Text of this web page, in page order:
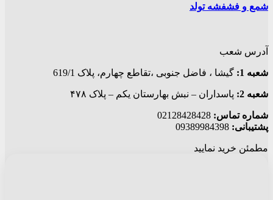
شمع و فشفشه تولد
آدرس شعب
شعبه 1: گيشا ، فاضل جنوبی ،تقاطع چهارم، پلاک 619/1
شعبه 2: پاسداران – نبش بهارستان یکم – پلاک ۴۷۸
شماره تماس:
پشتیبانی:
مطمئن خرید نمایید